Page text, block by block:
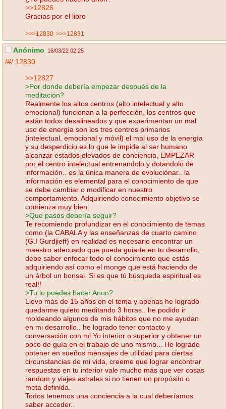
>>12826
Gracias por el libro
>>>12830 >>>12831
Anónimo 16/03/22 02:25
/#/ 12830
>>12827
>Por donde debería empezar después de la
meditación?
Realmente los altos centros (alto intelectual y alto
emocional) funcionan a la perfección, los centros que
están todos desalineados y que experimentan un mal
uso de energía son los tres centros primarios
(intelectual, emocional y móvil) el mal uso de la energía
y su desperdicio es lo que le impide al ser humano
alcanzar estados elevados de conciencia, EMPEZAR
por el centro intelectual entrenandolo y dotandolo de
información.. es la única manera de evoluciónar.. la
información es elemental para el conocimiento de que
se debe cambiar o modificar en nuestro
comportamiento. Adquiriendo conocimiento objetivo se
comienza muy bien.
>Que pasos debería seguir?
Te recomiendo profundizar en el conocimiento de temas
como (la CABALA y las enseñanzas de cuarto camino
(G.I Gurdjieff) en realidad es necesario encontrar un
maestro adecuado que pueda guiarte en tu desarrollo,
debe saber enfocar todo el conocimiento que estás
adquiriendo así como el monge que está haciendo de
un árbol un bonsai. Si es que tú búsqueda espiritual es
real!!
>Tu lo puedes hacer Anon?
Llevo más de 15 años en el tema y apenas he logrado
quedarme quieto meditando 3 horas.. he podido ir
moldeando algunos de mis hábitos que no me ayudan
en mi desarrollo.. he logrado tener contacto y
conversación con mi Yo interior o superior y obtener un
poco de guía en el trabajo de uno mismo... He logrado
obtener en sueños mensajes de utilidad para ciertas
circunstancias de mi vida, creeme que lograr encontrar
respuestas en tu interior vale mucho más que ver cosas
random y viajes astrales si no tienen un propósito o
meta definida.
Todos tenemos una conciencia a la cual deberíamos
saber acceder..